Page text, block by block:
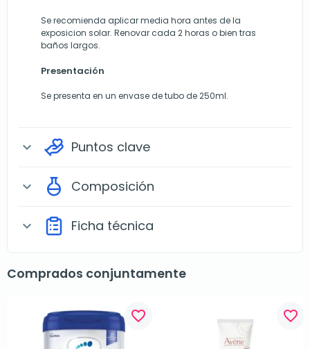
Se recomienda aplicar media hora antes de la
exposicion solar. Renovar cada 2 horas o bien tras
baños largos.
Presentación
Se presenta en un envase de tubo de 250ml.
expand_more Puntos clave
expand_more Composición
expand_more Ficha técnica
Comprados conjuntamente
favorite_border favorite_border